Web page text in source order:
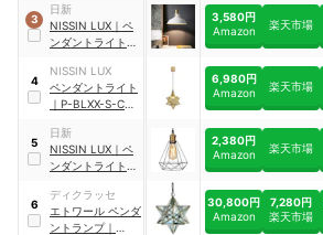
3
日新
NISSIN LUX ｜ ペ
ンダントライト
3,580円
Amazon
楽天市場
4
NISSIN LUX
ペンダントライト
｜ P-BLXX-S-CL-
6,980円
Amazon
楽天市場
5
日新
NISSIN LUX ｜ ペ
ンダントライト
2,380円
Amazon
楽天市場
6
ディクラッセ
エトワール ペンダ
ントランプ｜
30,800円
Amazon
7,280円
楽天市場